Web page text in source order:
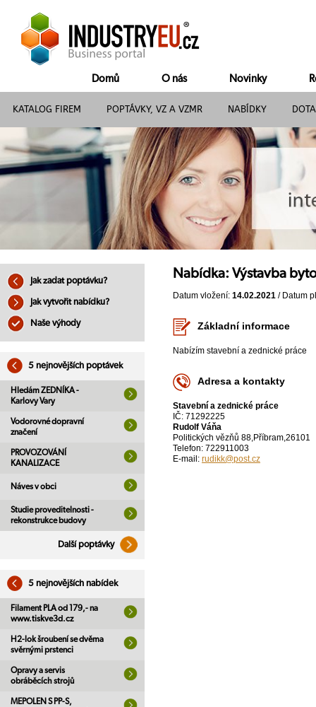
Domů O nás Novinky
KATALOG FIREM POPTÁVKY, VZ A VZMR NABÍDKY
Jak zadat poptávku?
Jak vytvořit nabídku?
Naše výhody
5 nejnovějších poptávek
Hledám ZEDNÍKA -
Karlovy Vary
Vodorovné dopravní
značení
PROVOZOVÁNÍ
KANALIZACE
Náves v obci
Studie proveditelnosti -
rekonstrukce budovy
Další poptávky
5 nejnovějších nabídek
Filament PLA od 179,- na
www.tiskve3d.cz
H2-lok šroubení se dvěma
svěrnými prstenci
Opravy a servis
obráběcích strojů
MEPOLEN S PP-S,
Nabídka: Výstavba
Datum vložení: 14.02.2021 / Datum
Základní informace
Nabízím stavební a zednické práce
Adresa a kontakty
Stavební a zednické práce
IČ: 71292225
Rudolf Váňa
Politických vězňů 88,Příbram,26101
Telefon: 722911003
E-mail: rudikk@post.cz